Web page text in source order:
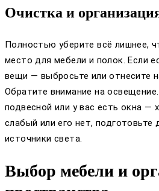
Очистка и
Полностью уберите всё лишнее,
место для мебели и полок. Если
вещи — выбросьте или отнесите
Обратите внимание на
подвесной или у вас есть окна —
слабый или его нет, подготовьте
источники света.
Выбор мебели и